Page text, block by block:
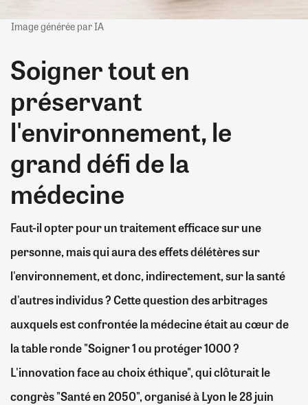
Image générée par IA
Soigner tout en
préservant
l'environnement, le
grand défi de la
médecine
Faut-il opter pour un traitement efficace sur une
personne, mais qui aura des effets délétères sur
l'environnement, et donc, indirectement, sur la santé
d'autres individus ? Cette question des arbitrages
auxquels est confrontée la médecine était au cœur de
la table ronde "Soigner 1 ou protéger 1000 ?
L'innovation face au choix éthique", qui clôturait le
congrès "Santé en 2050", organisé à Lyon le 28 juin